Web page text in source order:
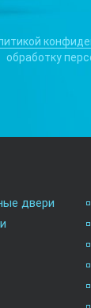
обработку
двери